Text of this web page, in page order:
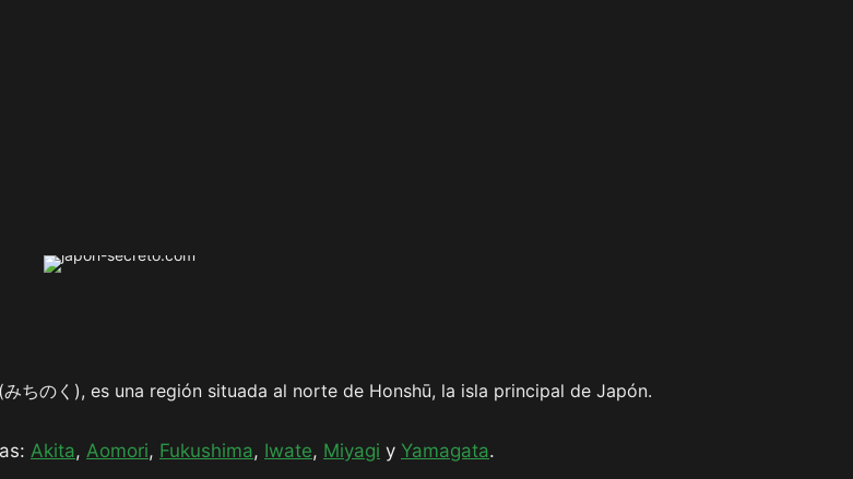
(みちのく), es una región situada al norte de Honshū, la isla principal de Japón.
Akita, Aomori, Fukushima, Iwate, Miyagi y Yamagata.